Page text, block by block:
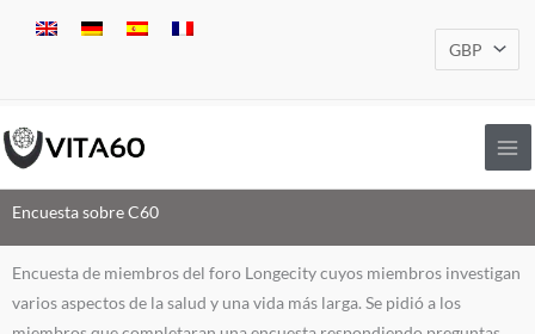
Encuesta sobre C60
Encuesta de miembros del foro Longecity cuyos miembros investigan
varios aspectos de la salud y una vida más larga. Se pidió a los